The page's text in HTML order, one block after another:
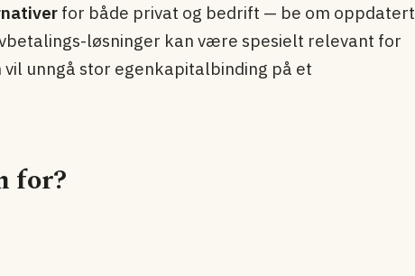
for både privat og bedrift — be om oppdatert
løsninger kan være spesielt relevant for
unngå stor egenkapital­binding på et
for?